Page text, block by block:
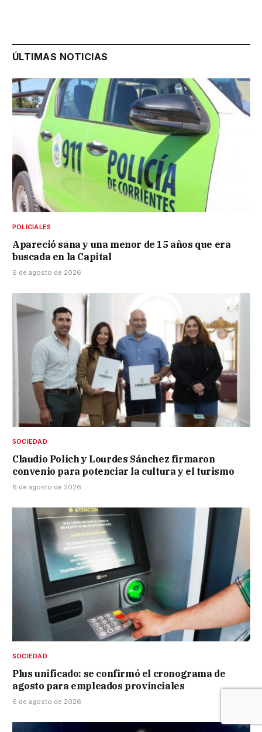
ÚLTIMAS NOTICIAS
POLICIALES
Apareció sana y una menor de 15 años que era
buscada en la Capital
6 de agosto de 2026
SOCIEDAD
Claudio Polich y Lourdes Sánchez firmaron
convenio para potenciar la cultura y el turismo
6 de agosto de 2026
SOCIEDAD
Plus unificado: se confirmó el cronograma de
agosto para empleados provinciales
6 de agosto de 2026